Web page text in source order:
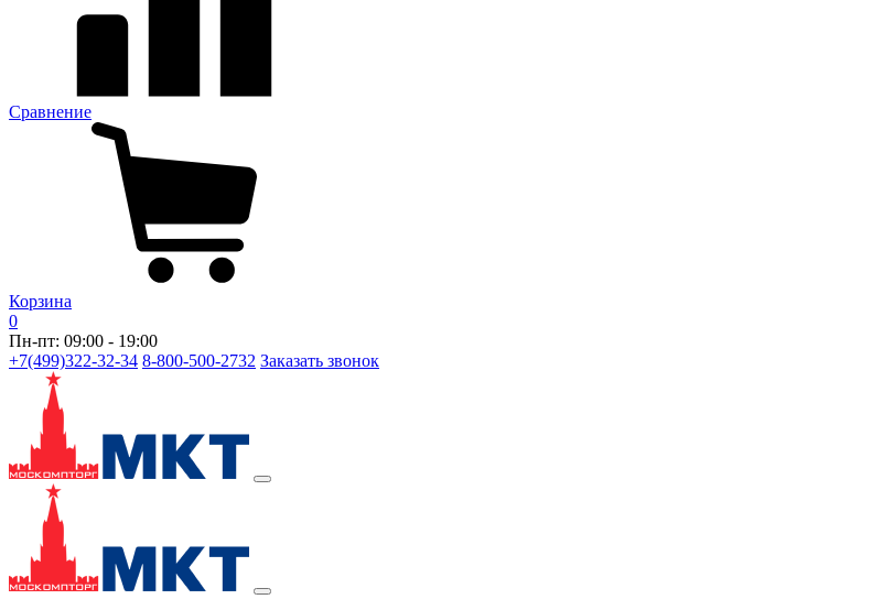
Сравнение
Корзина
0
Пн-пт: 09:00 - 19:00
+7(499)322-32-34 8-800-500-2732 Заказать звонок